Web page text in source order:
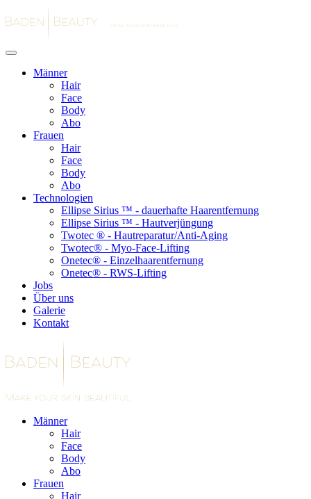
Männer
Hair
Face
Body
Abo
Frauen
Hair
Face
Body
Abo
Technologien
Ellipse Sirius ™ - dauerhafte Haarentfernung
Ellipse Sirius ™ - Hautverjüngung
Twotec ® - Hautreparatur/Anti-Aging
Twotec® - Myo-Face-Lifting
Onetec® - Einzelhaarentfernung
Onetec® - RWS-Lifting
Jobs
Über uns
Galerie
Kontakt
Männer
Hair
Face
Body
Abo
Frauen
Hair